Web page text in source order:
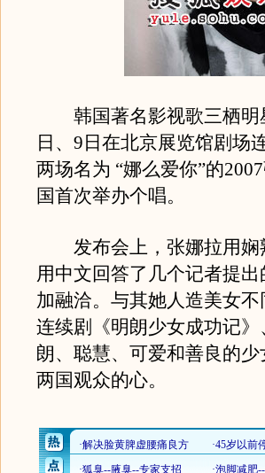
韩国著名影视歌三栖明
日、9日在北京展览馆剧场
两场名为 “娜么爱你”的
国首次举办个唱。
发布会上，张娜拉用娴
用中文回答了几个记者提
加融洽。与其她人造美女
连续剧《明朗少女成功记
朗、聪慧、可爱和善良的
两国观众的心。